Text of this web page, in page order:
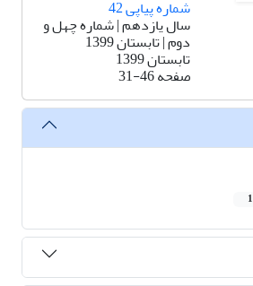
شماره پیاپی 42
سال یازدهم | شماره چهل و
دوم | تابستان 1399
تابستان 1399
صفحه31-46